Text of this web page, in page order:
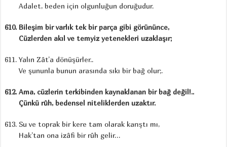
Adalet, beden için olgunluğun doruğudur.
Bileşim bir varlık tek bir parça gibi görününce,
Cüzlerden akıl ve temyiz yetenekleri uzaklaşır;
Yalın Zât’a dönüşürler..
Ve şununla bunun arasında sıkı bir bağ olur;.
Ama, cüzlerin terkibinden kaynaklanan bir bağ değil!..
Çünkü rûh, bedensel niteliklerden uzaktır.
Su ve toprak bir kere tam olarak karıştı mı,
Hak’tan ona izâfi bir rûh gelir…